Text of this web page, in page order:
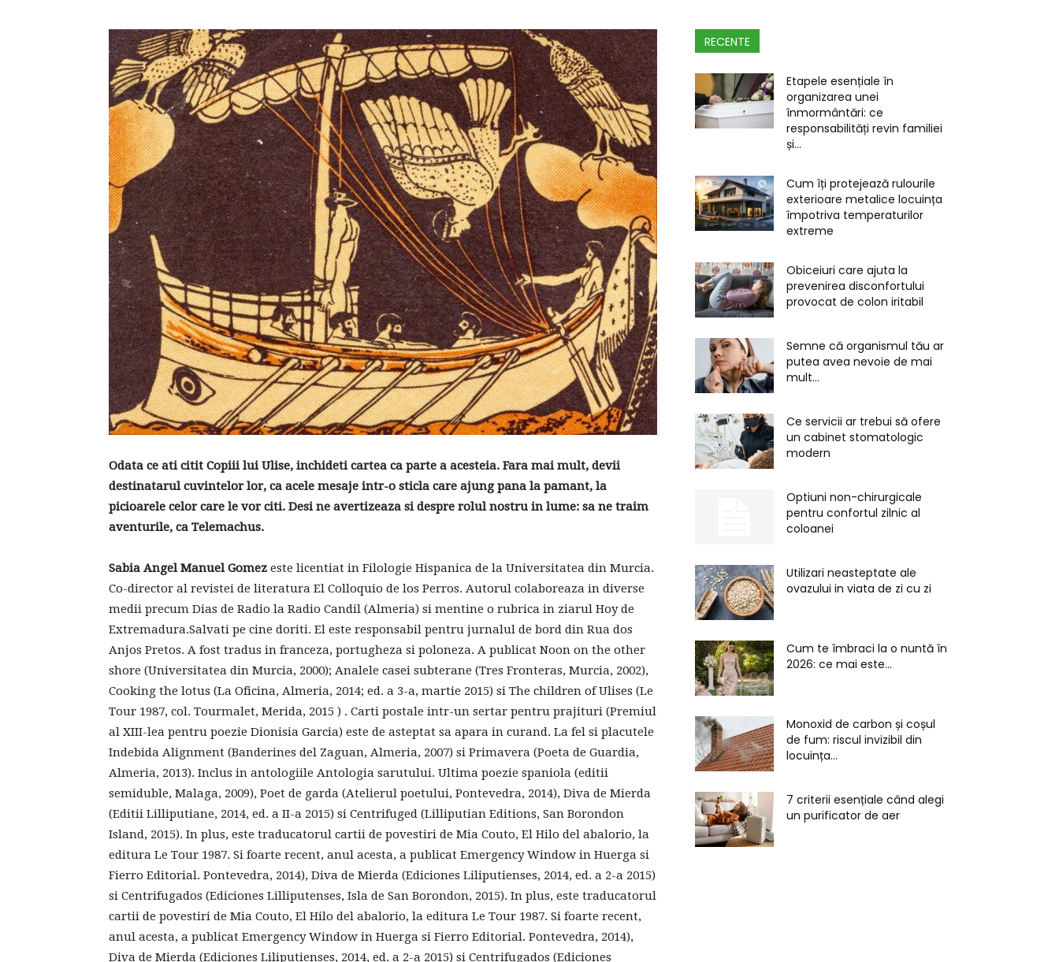
Odata ce ati citit Copiii lui Ulise, inchideti cartea ca parte a acesteia. Fara mai mult, devii
destinatarul cuvintelor lor, ca acele mesaje intr-o sticla care ajung pana la pamant, la
picioarele celor care le vor citi. Desi ne avertizeaza si despre rolul nostru in lume: sa ne traim
aventurile, ca Telemachus.
Sabia Angel Manuel Gomez este licentiat in Filologie Hispanica de la Universitatea din Murcia.
Co-director al revistei de literatura El Colloquio de los Perros. Autorul colaboreaza in diverse
medii precum Dias de Radio la Radio Candil (Almeria) si mentine o rubrica in ziarul Hoy de
Extremadura.Salvati pe cine doriti. El este responsabil pentru jurnalul de bord din Rua dos
Anjos Pretos. A fost tradus in franceza, portugheza si poloneza. A publicat Noon on the other
shore (Universitatea din Murcia, 2000); Analele casei subterane (Tres Fronteras, Murcia, 2002),
Cooking the lotus (La Oficina, Almeria, 2014; ed. a 3-a, martie 2015) si The children of Ulises (Le
Tour 1987, col. Tourmalet, Merida, 2015 ) . Carti postale intr-un sertar pentru prajituri (Premiul
al XIII-lea pentru poezie Dionisia Garcia) este de asteptat sa apara in curand. La fel si placutele
Indebida Alignment (Banderines del Zaguan, Almeria, 2007) si Primavera (Poeta de Guardia,
Almeria, 2013). Inclus in antologiile Antologia sarutului. ​​Ultima poezie spaniola (editii
semiduble, Malaga, 2009), Poet de garda (Atelierul poetului, Pontevedra, 2014), Diva de Mierda
(Editii Lilliputiane, 2014, ed. a II-a 2015) si Centrifuged (Lilliputian Editions, San Borondon
Island, 2015). In plus, este traducatorul cartii de povestiri de Mia Couto, El Hilo del abalorio, la
editura Le Tour 1987. Si foarte recent, anul acesta, a publicat Emergency Window in Huerga si
Fierro Editorial. Pontevedra, 2014), Diva de Mierda (Ediciones Liliputienses, 2014, ed. a 2-a 2015)
si Centrifugados (Ediciones Lilliputenses, Isla de San Borondon, 2015). In plus, este traducatorul
cartii de povestiri de Mia Couto, El Hilo del abalorio, la editura Le Tour 1987. Si foarte recent,
anul acesta, a publicat Emergency Window in Huerga si Fierro Editorial. Pontevedra, 2014),
Diva de Mierda (Ediciones Liliputienses, 2014, ed. a 2-a 2015) si Centrifugados (Ediciones
RECENTE
Etapele esențiale în
organizarea unei
înmormântări: ce
responsabilități revin familiei
și...
Cum îți protejează rulourile
exterioare metalice locuința
împotriva temperaturilor
extreme
Obiceiuri care ajuta la
prevenirea disconfortului
provocat de colon iritabil
Semne că organismul tău ar
putea avea nevoie de mai
mult...
Ce servicii ar trebui să ofere
un cabinet stomatologic
modern
Optiuni non-chirurgicale
pentru confortul zilnic al
coloanei
Utilizari neasteptate ale
ovazului in viata de zi cu zi
Cum te îmbraci la o nuntă în
2026: ce mai este...
Monoxid de carbon și coșul
de fum: riscul invizibil din
locuința...
7 criterii esențiale când alegi
un purificator de aer